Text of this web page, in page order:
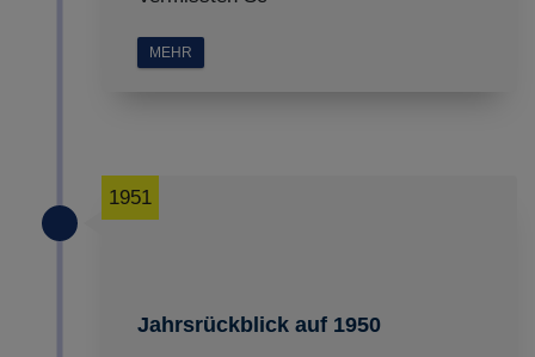
MEHR
Jahrsrückblick auf 1950
1951